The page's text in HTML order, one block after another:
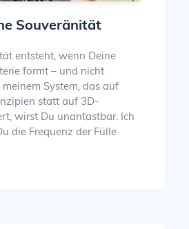
Souveränität
entsteht, wenn Deine
formt – und nicht
System, das auf
statt auf 3D-
wirst Du unantastbar. Ich
die Frequenz der Fülle